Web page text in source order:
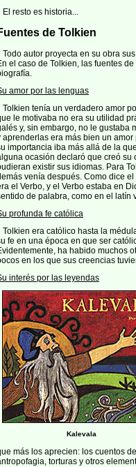
El resto es historia...
de Tolkien
Todo autor proyecta en su obra
el caso de Tolkien, las fuentes
amor por las lenguas
Tolkien tenía un verdadero amor
le motivaba no era su utilidad
y, sin embargo, no le gustaba
aprenderlas era más bien un
importancia iba más allá de la
ocasión declaró que creó
existir sus idiomas. Para
venía después. Como dice
el Verbo, y el Verbo estaba en
de palabra, como en el latín
profunda fe católica
Tolkien era católico hasta la
fe en una época en que ser
ha habido muchos
en los que sus creencias
interés por las leyendas
Kalevala
más los aprecien: los cuentos
torturas y otros